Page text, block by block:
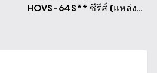
HOVS-64S** ซีรีส์ (แหล่ง